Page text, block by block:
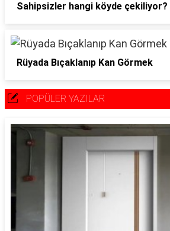
Sahipsizler hangi köyde çekiliyor?
Rüyada Bıçaklanıp Kan Görmek
POPÜLER YAZILAR